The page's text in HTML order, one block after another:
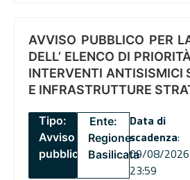
AVVISO PUBBLICO PER
DELL’ ELENCO DI
INTERVENTI ANTISISMICI
E INFRASTRUTTURE
Tipo:
Avviso
pubblico
Ente:
Regione
Basilicata
Data di
scadenza:
09/08/2026
23:59